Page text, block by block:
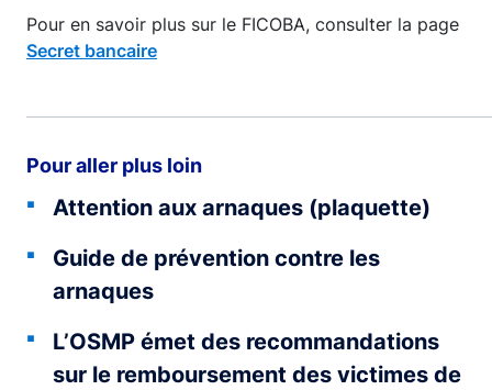
Pour en savoir plus sur le FICOBA, consulter la page
Secret bancaire
Pour aller plus loin
Attention aux arnaques (plaquette)
Guide de prévention contre les
arnaques
L’OSMP émet des recommandations
sur le remboursement des victimes de